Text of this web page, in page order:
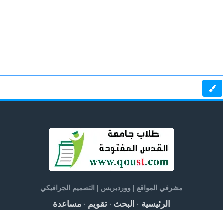
مشرفي المواقع | ووردبريس | التصميم الجرافيكي
الرئيسية· البحث· تقويم· مساعدة